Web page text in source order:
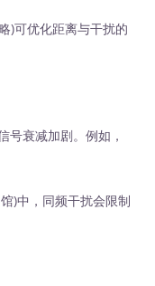
可优化距离与干扰的
号衰减加剧。例如，
)中，同频干扰会限制